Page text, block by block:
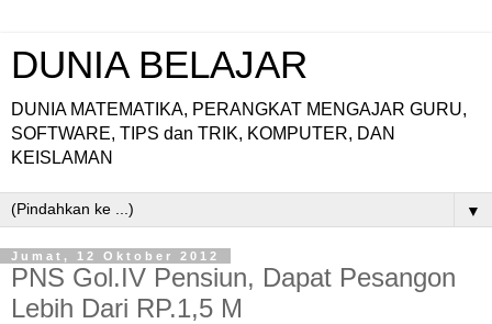
DUNIA BELAJAR
DUNIA MATEMATIKA, PERANGKAT MENGAJAR GURU,
SOFTWARE, TIPS dan TRIK, KOMPUTER, DAN
KEISLAMAN
▼
Jumat, 12 Oktober 2012
PNS Gol.IV Pensiun, Dapat Pesangon
Lebih Dari RP.1,5 M